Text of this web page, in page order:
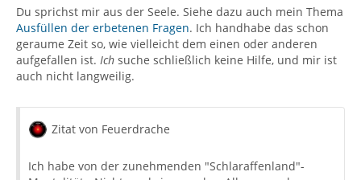
Du sprichst mir aus der Seele. Siehe dazu auch mein Thema
Ausfüllen der erbetenen Fragen. Ich handhabe das schon
geraume Zeit so, wie vielleicht dem einen oder anderen
aufgefallen ist. Ich suche schließlich keine Hilfe, und mir ist
auch nicht langweilig.
Zitat von Feuerdrache
Ich habe von der zunehmenden "Schlaraffenland"-